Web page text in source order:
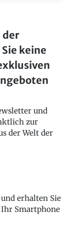
der
keine
und
zur
der Welt der
erhalten Sie
Smartphone